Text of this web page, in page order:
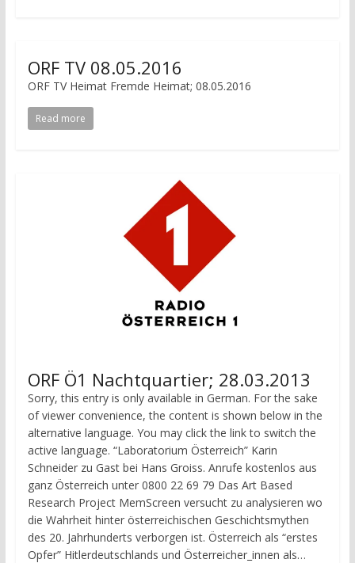
ORF TV 08.05.2016
ORF TV Heimat Fremde Heimat; 08.05.2016
Read more
ORF Ö1 Nachtquartier; 28.03.2013
Sorry, this entry is only available in German. For the sake
of viewer convenience, the content is shown below in the
alternative language. You may click the link to switch the
active language. “Laboratorium Österreich” Karin
Schneider zu Gast bei Hans Groiss. Anrufe kostenlos aus
ganz Österreich unter 0800 22 69 79 Das Art Based
Research Project MemScreen versucht zu analysieren wo
die Wahrheit hinter österreichischen Geschichtsmythen
des 20. Jahrhunderts verborgen ist. Österreich als “erstes
Opfer” Hitlerdeutschlands und Österreicher_innen als…